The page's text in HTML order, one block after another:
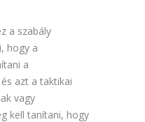
a szabály
hogy a
a
azt a taktikai
vagy
kell tanítani, hogy